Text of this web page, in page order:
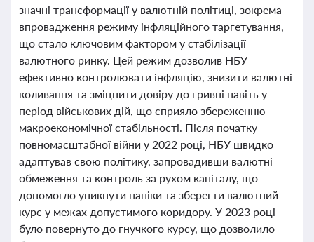
значні трансформації у валютній політиці, зокрема
впровадження режиму інфляційного таргетування,
що стало ключовим фактором у стабілізації
валютного ринку. Цей режим дозволив НБУ
ефективно контролювати інфляцію, знизити валютні
коливання та зміцнити довіру до гривні навіть у
період військових дій, що сприяло збереженню
макроекономічної стабільності. Після початку
повномасштабної війни у 2022 році, НБУ швидко
адаптував свою політику, запровадивши валютні
обмеження та контроль за рухом капіталу, що
допомогло уникнути паніки та зберегти валютний
курс у межах допустимого коридору. У 2023 році
було повернуто до гнучкого курсу, що дозволило